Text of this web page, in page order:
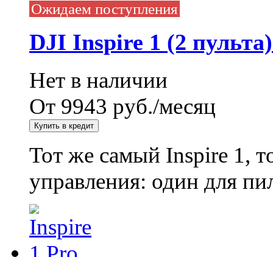
Ожидаем поступления
DJI Inspire 1 (2
Нет в наличии
От 9943 руб./месяц
Тот же самый Inspire 1,
управления: один для